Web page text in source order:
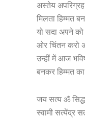
अस्तेय
मिलता
यो सदा अपने को
ओर चिंतन करो
उन्हीं में आज
बनकर हिम्मत का
जय सत्य ॐ
स्वामी सत्येंद्र